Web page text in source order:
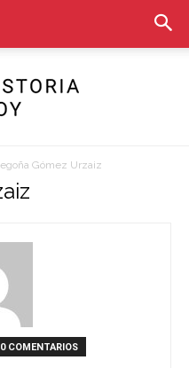
Gómez Urzaiz
0 COMENTARIOS